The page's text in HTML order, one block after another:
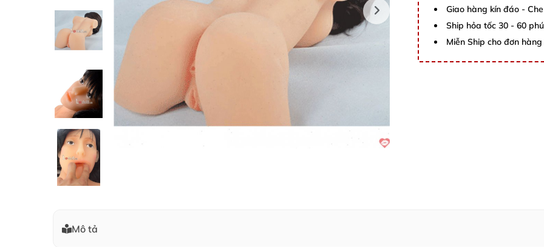
Giao hàng kín đáo -
Ship hỏa tốc 30 - 60
Miễn Ship cho đơn
Mô tả